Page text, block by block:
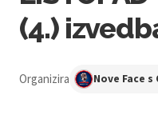
(4.)
Organizira